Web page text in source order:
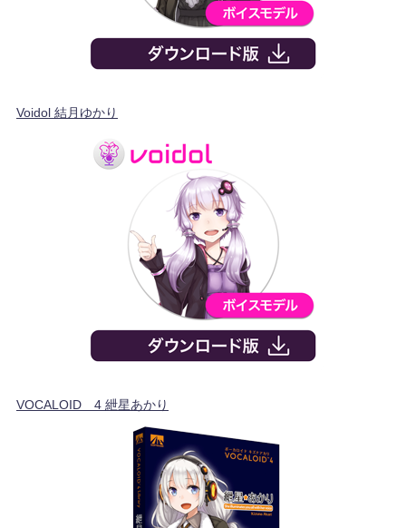
Voidol 結月ゆかり
VOCALOID™4 紲星あかり